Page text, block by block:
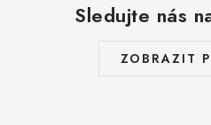
Sledujte nás
ZOBRAZIT